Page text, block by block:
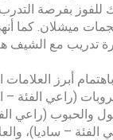
للفوز بفرصة
نجمات ميشلان. كما
تدريب مع الشيف
أبرز العلامات
(راعي الفئة –
والحبوب (راعي
– ساديا)،